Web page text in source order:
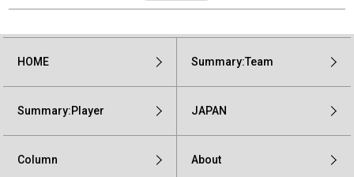
HOME Summary:Team
Summary:Player JAPAN
Column About